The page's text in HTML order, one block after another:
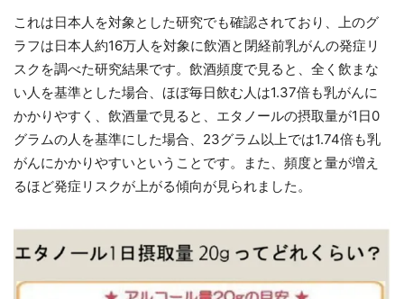
これは日本人を対象とした研究でも確認されており、上のグ
ラフは日本人約16万人を対象に飲酒と閉経前乳がんの発症リ
スクを調べた研究結果です。飲酒頻度で見ると、全く飲まな
い人を基準とした場合、ほぼ毎日飲む人は1.37倍も乳がんに
かかりやすく、飲酒量で見ると、エタノールの摂取量が1日0
グラムの人を基準にした場合、23グラム以上では1.74倍も乳
がんにかかりやすいということです。また、頻度と量が増え
るほど発症リスクが上がる傾向が見られました。